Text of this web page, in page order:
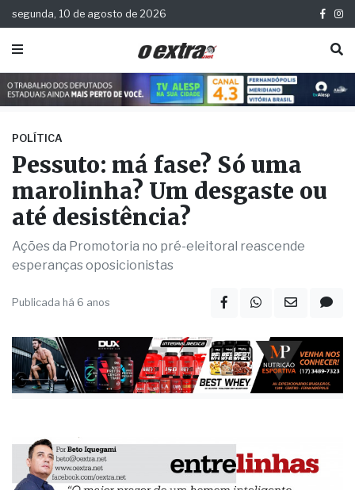
segunda, 10 de agosto de 2026
POLÍTICA
Pessuto: má fase? Só uma
marolinha? Um desgaste ou
até desistência?
Ações da Promotoria no pré-eleitoral reascende
esperanças oposicionistas
Publicada há 6 anos